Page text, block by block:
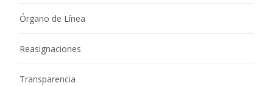
Órgano de Línea
Reasignaciones
Transparencia